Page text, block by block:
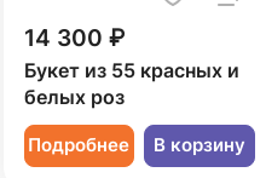
14 300 ₽
Букет из 55 красных и
белых роз
Подробнее В корзину